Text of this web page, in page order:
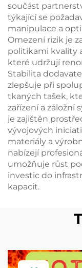
součást
týkající se
manipulace a
Omezení rizik je
politikami kvality
které udržují
Stabilita
zlepšuje při
tkaných tašek,
zařízení a záložní
je zajištěn
vývojových
materiály a
nabízejí
umožňuje růst
investic do
kapacit.